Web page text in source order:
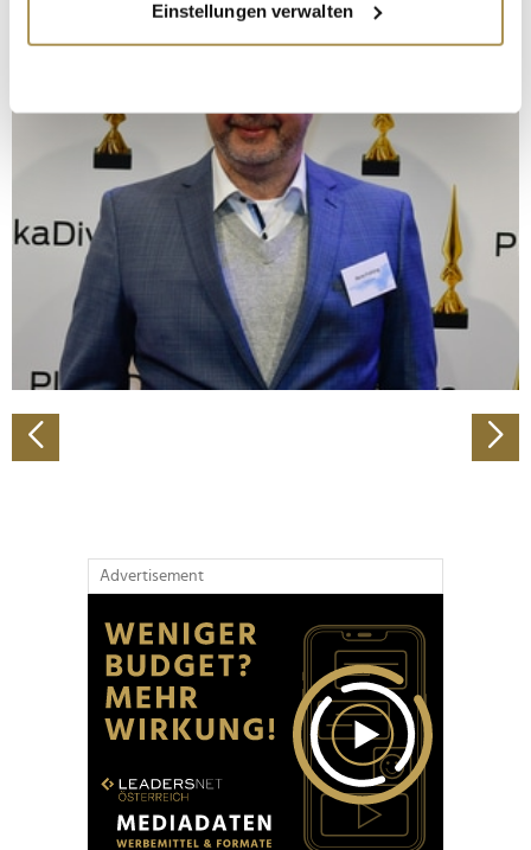
Informationen über Ihre geografische Lage
erfassen, welche bis auf einige Meter genau sein
bestimmten Merkmalen (Fingerprinting) identifizieren
Erfahren Sie mehr darüber, wie Ihre persönlichen Daten
verarbeitet werden, und legen Sie Ihre Präferenzen im
Abschnitt Einzelheiten fest.
Wir verwenden Cookies, um Inhalte und Anzeigen zu
personalisieren, Funktionen für soziale Medien anbieten
zu können und die Zugriffe auf unsere Website zu
analysieren. Außerdem geben wir Informationen zu Ihrer
Verwendung unserer Website an unsere Partner für
soziale Medien, Werbung und Analysen weiter. Unsere
Partner führen diese Informationen möglicherweise mit
Einstellungen verwalten
Advertisement